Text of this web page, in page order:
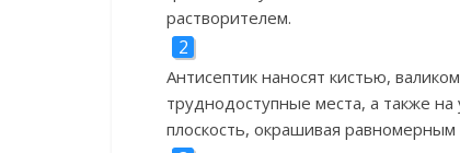
растворителем.
Антисептик наносят кистью,
труднодоступные места, а также
плоскость, окрашивая равномерным